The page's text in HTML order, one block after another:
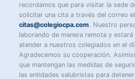
recordamos que para visitar la sede
solicitar una cita a través del correo
citas@colegiocpa.com. Nuestro
laborando de manera remota y
atender a nuestros colegiados en el
Agradecemos su cooperación.
que mantengan las medidas de
las entidades salubristas para